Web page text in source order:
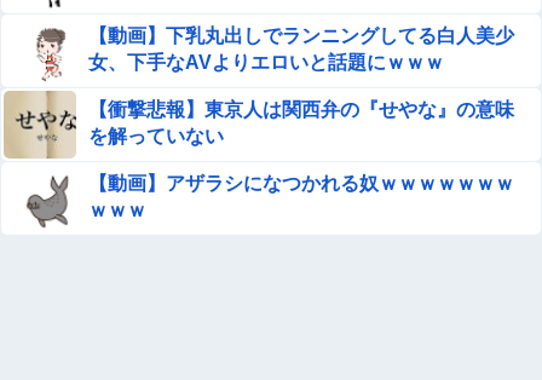
【動画】下乳丸出しでランニングしてる白人美少
女、下手なAVよりエロいと話題にｗｗｗ
【衝撃悲報】東京人は関西弁の『せやな』の意味
を解っていない
【動画】アザラシになつかれる奴ｗｗｗｗｗｗｗ
ｗｗｗ